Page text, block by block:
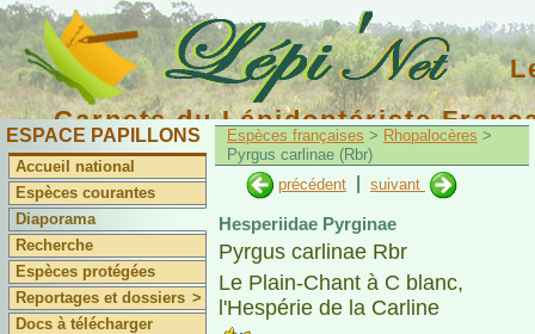
Carnets du Lépidoptériste
ESPACE PAPILLONS
Accueil national
Espèces courantes
Diaporama
Recherche
Espèces protégées
Reportages et dossiers >
Docs à télécharger
Espèces françaises > Rhopalocères >
Pyrgus carlinae (Rbr)
précédent
suivant
Hesperiidae Pyrginae
Pyrgus carlinae Rbr
Le Plain-Chant à C blanc,
l'Hespérie de la Carline